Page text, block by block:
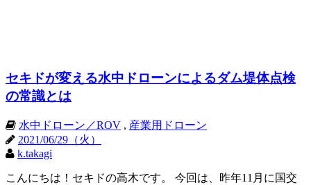
セキドが変える水中ドローンによるダム堤体点検
の常識とは
水中ドローン／ROV , 産業用ドローン
2021/06/29（火）
k.takagi
こんにちは！セキドの高木です。 今回は、昨年11月に国交